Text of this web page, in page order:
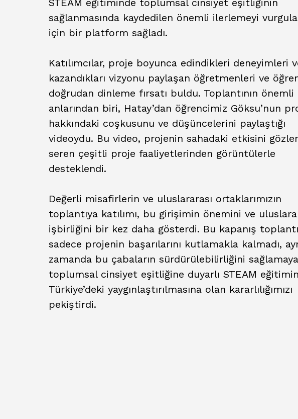
STEAM eğitiminde toplumsal cinsiyet eşitliğinin
sağlanmasında kaydedilen önemli ilerlemeyi
için bir platform sağladı.
Katılımcılar, proje boyunca edindikleri deneyimleri
kazandıkları vizyonu paylaşan öğretmenleri ve
doğrudan dinleme fırsatı buldu. Toplantının önemli
anlarından biri, Hatay’dan öğrencimiz Göksu’nun
hakkındaki coşkusunu ve düşüncelerini paylaştığı
videoydu. Bu video, projenin sahadaki etkisini
seren çeşitli proje faaliyetlerinden görüntülerle
desteklendi.
Değerli misafirlerin ve uluslararası ortaklarımızın
toplantıya katılımı, bu girişimin önemini ve
işbirliğini bir kez daha gösterdi. Bu kapanış
sadece projenin başarılarını kutlamakla kalmadı,
zamanda bu çabaların sürdürülebilirliğini
toplumsal cinsiyet eşitliğine duyarlı STEAM
Türkiye’deki yaygınlaştırılmasına olan kararlılığımızı
pekiştirdi.